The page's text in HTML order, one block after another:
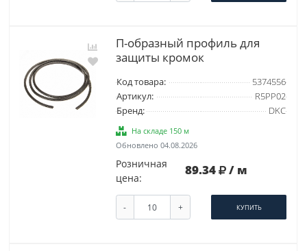
П-образный профиль для
защиты кромок
Код товара:
5374556
Артикул:
R5PP02
Бренд:
DKC
На складе 150 м
Обновлено 04.08.2026
Розничная
цена:
89.34 / м
- + КУПИТЬ